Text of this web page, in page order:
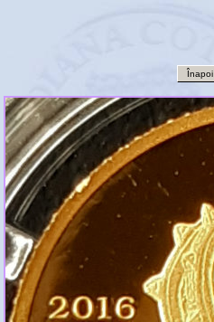
Înapoi